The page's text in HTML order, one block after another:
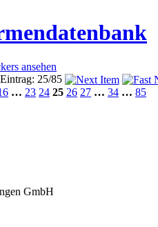
ansehen
Eintrag: 25/85
… 23 24 25 26 27 … 34 … 85
GmbH